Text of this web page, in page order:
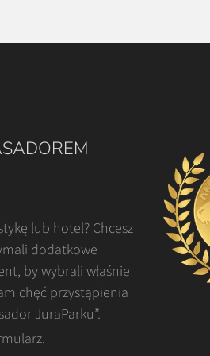
lub hotel? Chcesz
dodatkowe
by wybrali właśnie
chęć przystąpienia
JuraParku”.